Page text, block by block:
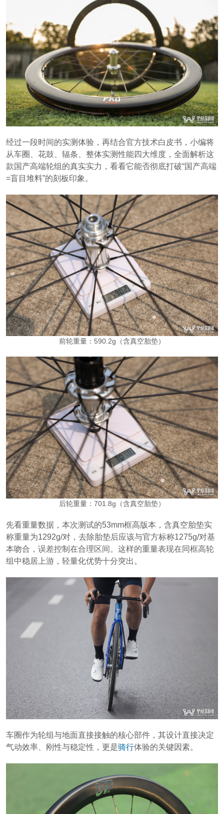
经过一段时间的实测体验，再结合官方技术白皮书，小编将
从车圈、花鼓、辐条、整体实测性能四大维度，全面解析这
款国产高端轮组的真实实力，看看它能否彻底打破“国产高端
=盲目堆料”的刻板印象。
前轮重量：590.2g（含真空胎垫）
后轮重量：701.8g（含真空胎垫）
先看重量数据，本次测试的53mm框高版本，含真空胎垫实
称重量为1292g/对，去除胎垫后应该与官方标称1275g/对基
本吻合，误差控制在合理区间。这样的重量表现在同框高轮
组中稳居上游，轻量化优势十分突出。
车圈作为轮组与地面直接接触的核心部件，其设计直接决定
气动效率、刚性与稳定性，更是骑行体验的关键因素。